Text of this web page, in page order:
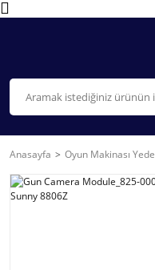
Anasayfa Oyun Makinası